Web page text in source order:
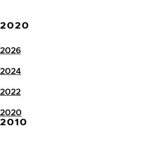
2020
2026
2024
2022
2020
2010